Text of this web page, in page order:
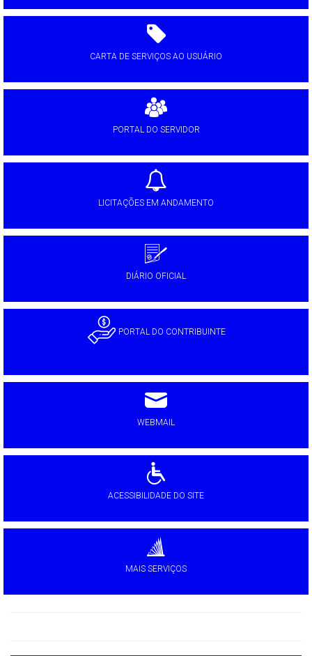
CARTA DE SERVIÇOS AO USUÁRIO
PORTAL DO SERVIDOR
LICITAÇÕES EM ANDAMENTO
DIÁRIO OFICIAL
PORTAL DO CONTRIBUINTE
WEBMAIL
ACESSIBILIDADE DO SITE
MAIS SERVIÇOS